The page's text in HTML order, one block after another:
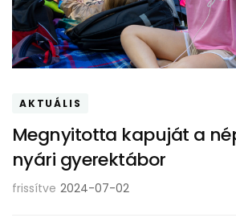
AKTUÁLIS
Megnyitotta kapuját a
nyári gyerektábor
frissítve 2024-07-02